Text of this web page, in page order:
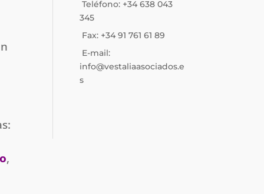
,
Teléfono: +34 638 043
345
Fax: +34 91 761 61 89
E-mail:
info@vestaliaasociados.e
s